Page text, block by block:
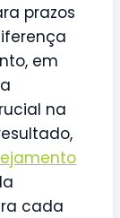
prazos
em
na
cada